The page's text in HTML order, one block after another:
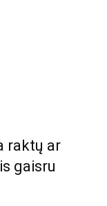
raktų ar
gaisru